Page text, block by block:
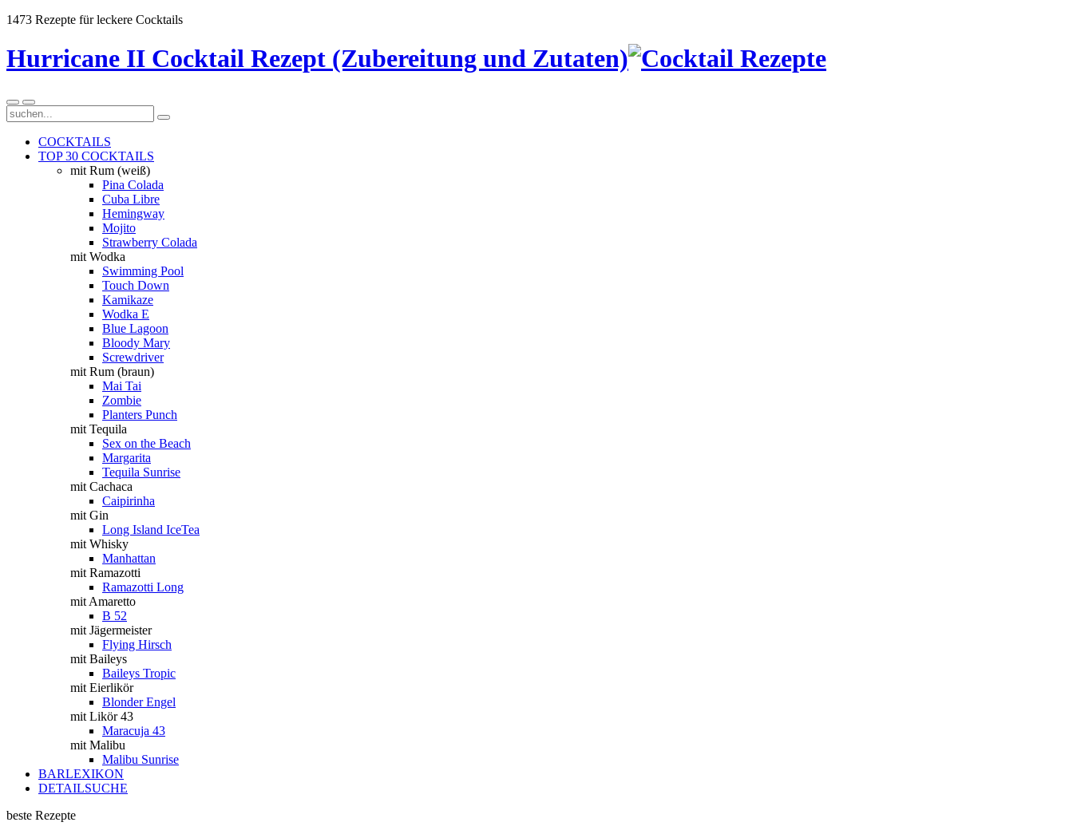
1473 Rezepte für leckere Cocktails
Hurricane II Cocktail Rezept (Zubereitung und Zutaten)
COCKTAILS
TOP 30 COCKTAILS
mit Rum (weiß)
Pina Colada
Cuba Libre
Hemingway
Mojito
Strawberry Colada
mit Wodka
Swimming Pool
Touch Down
Kamikaze
Wodka E
Blue Lagoon
Bloody Mary
Screwdriver
mit Rum (braun)
Mai Tai
Zombie
Planters Punch
mit Tequila
Sex on the Beach
Margarita
Tequila Sunrise
mit Cachaca
Caipirinha
mit Gin
Long Island IceTea
mit Whisky
Manhattan
mit Ramazotti
Ramazotti Long
mit Amaretto
B 52
mit Jägermeister
Flying Hirsch
mit Baileys
Baileys Tropic
mit Eierlikör
Blonder Engel
mit Likör 43
Maracuja 43
mit Malibu
Malibu Sunrise
BARLEXIKON
DETAILSUCHE
beste Rezepte